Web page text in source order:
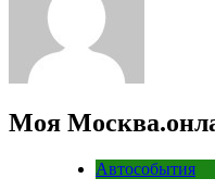
Моя
Автособытия